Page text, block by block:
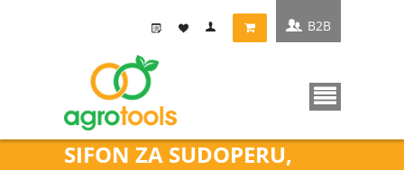
SIFON ZA SUDOPERU,
B2B